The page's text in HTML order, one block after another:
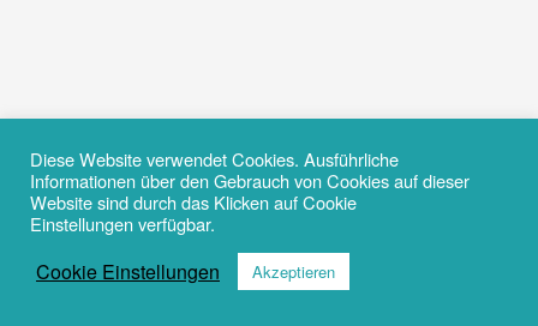
Diese Website verwendet Cookies. Ausführliche
Informationen über den Gebrauch von Cookies auf dieser
Website sind durch das Klicken auf Cookie
Einstellungen verfügbar.
Cookie Einstellungen Akzeptieren